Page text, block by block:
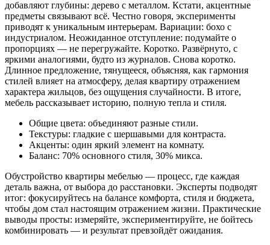
добавляют глубины: дерево с металлом. Кстати, акцентные
предметы связывают всё. Честно говоря, эксперименты
приводят к уникальным интерьерам. Вариации: бохо с
индустриалом. Неожиданное отступление: подумайте о
пропорциях — не перегружайте. Коротко. Развёрнуто, с
яркими аналогиями, будто из журналов. Снова коротко.
Длинное предложение, тянущееся, объясняя, как гармония
стилей влияет на атмосферу, делая квартиру отражением
характера жильцов, без ощущения случайности. В итоге,
мебель рассказывает историю, полную тепла и стиля.
Общие цвета: объединяют разные стили.
Текстуры: гладкие с шершавыми для контраста.
Акценты: один яркий элемент на комнату.
Баланс: 70% основного стиля, 30% микса.
Обустройство квартиры мебелью — процесс, где каждая
деталь важна, от выбора до расстановки. Эксперты подводят
итог: фокусируйтесь на балансе комфорта, стиля и бюджета,
чтобы дом стал настоящим отражением жизни. Практические
выводы просты: измеряйте, экспериментируйте, не бойтесь
комбинировать — и результат превзойдёт ожидания.